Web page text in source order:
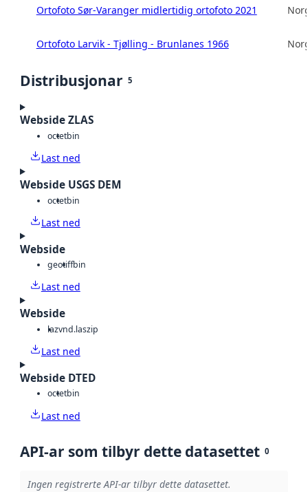
Ortofoto Sør-Varanger midlertidig ortofoto 2021
Ortofoto Larvik - Tjølling - Brunlanes 1966
Distribusjonar 5
Webside ZLAS
octetbin
Last ned
Webside USGS DEM
octetbin
Last ned
Webside
geotiffbin
Last ned
Webside
lazvnd.laszip
Last ned
Webside DTED
octetbin
Last ned
API-ar som tilbyr dette datasettet 0
Ingen registrerte API-ar tilbyr dette datasettet.